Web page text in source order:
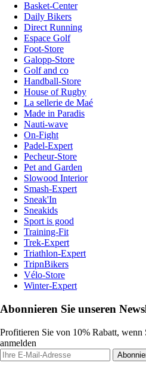
Basket-Center
Daily Bikers
Direct Running
Espace Golf
Foot-Store
Galopp-Store
Golf and co
Handball-Store
House of Rugby
La sellerie de Maé
Made in Paradis
Nauti-wave
On-Fight
Padel-Expert
Pecheur-Store
Pet and Garden
Slowood Interior
Smash-Expert
Sneak'In
Sneakids
Sport is good
Training-Fit
Trek-Expert
Triathlon-Expert
TripnBikers
Vélo-Store
Winter-Expert
Abonnieren Sie unseren
Profitieren Sie von 10% Rabatt, wenn
anmelden